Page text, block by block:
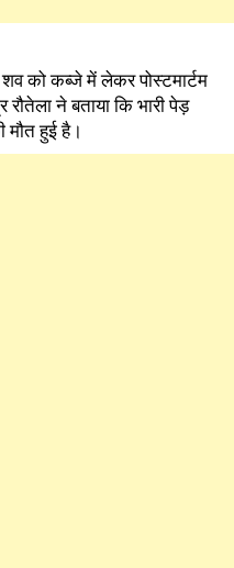
को कब्जे में लेकर पोस्टमार्टम
ने बताया कि भारी पेड़
मौत हुई है।